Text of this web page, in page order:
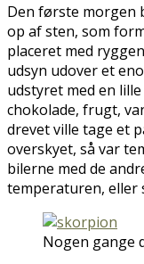
Den første morgen
op af sten, som
placeret med
udsyn udover et
udstyret med en
chokolade, frugt,
drevet ville tage et
overskyet, så var
bilerne med de
temperaturen, eller
Nogen gange